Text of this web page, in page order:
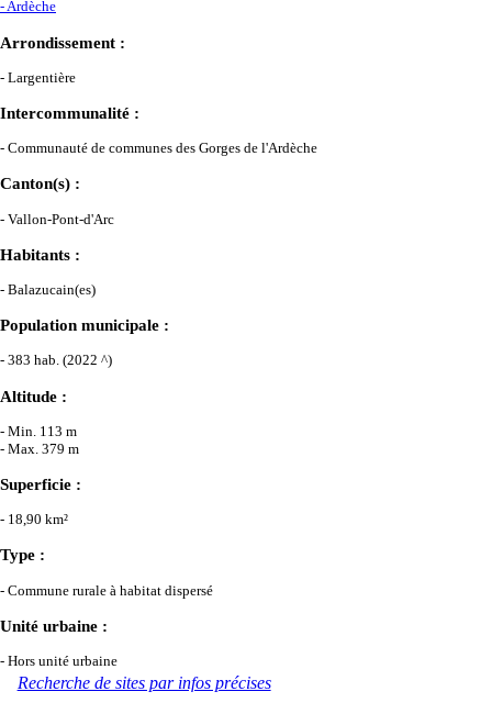
- Ardèche
Arrondissement :
- Largentière
Intercommunalité :
- Communauté de communes des Gorges de l'Ardèche
Canton(s) :
- Vallon-Pont-d'Arc
Habitants :
- Balazucain(es)
Population municipale :
- 383 hab. (2022 ^)
Altitude :
- Min. 113 m
- Max. 379 m
Superficie :
- 18,90 km²
Type :
- Commune rurale à habitat dispersé
Unité urbaine :
- Hors unité urbaine
Recherche de sites par infos précises